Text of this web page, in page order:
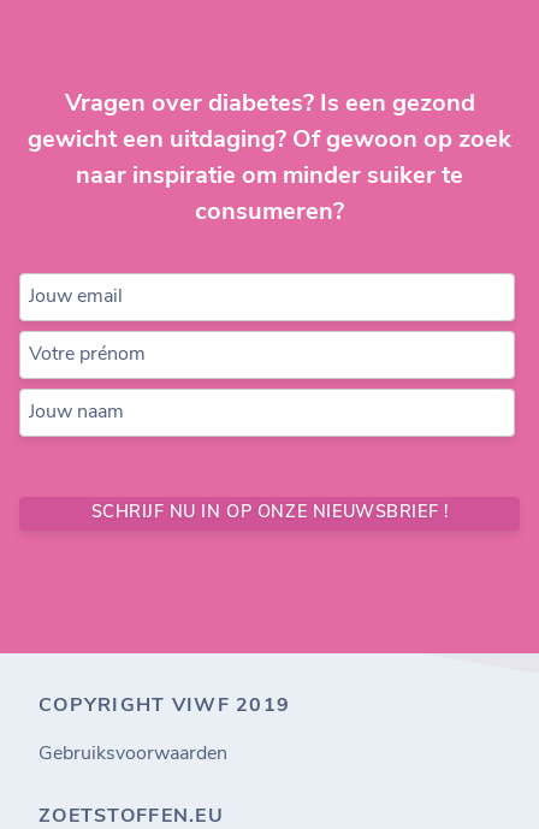
Vragen over diabetes? Is een gezond
gewicht een uitdaging? Of gewoon op zoek
naar inspiratie om minder suiker te
consumeren?
Jouw email
Votre prénom
Jouw naam
SCHRIJF NU IN OP ONZE NIEUWSBRIEF !
COPYRIGHT VIWF 2019
Gebruiksvoorwaarden
ZOETSTOFFEN.EU